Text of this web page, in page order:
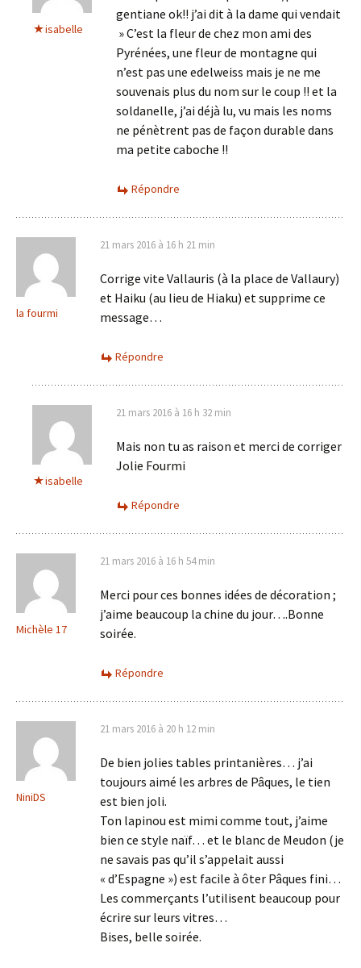
isabelle
gentiane ok!! j’ai dit à la dame qui vendait
» C’est la fleur de chez mon ami des
Pyrénées, une fleur de montagne qui
n’est pas une edelweiss mais je ne me
souvenais plus du nom sur le coup !! et la
soldanelle, j’ai déjà lu, vu mais les noms
ne pénètrent pas de façon durable dans
ma petite caboche !!
Répondre
la fourmi
21 mars 2016 à 16 h 21 min
Corrige vite Vallauris (à la place de Vallaury)
et Haiku (au lieu de Hiaku) et supprime ce
message…
Répondre
isabelle
21 mars 2016 à 16 h 32 min
Mais non tu as raison et merci de corriger
Jolie Fourmi
Répondre
Michèle 17
21 mars 2016 à 16 h 54 min
Merci pour ces bonnes idées de décoration ;
j’aime beaucoup la chine du jour….Bonne
soirée.
Répondre
NiniDS
21 mars 2016 à 20 h 12 min
De bien jolies tables printanières… j’ai
toujours aimé les arbres de Pâques, le tien
est bien joli.
Ton lapinou est mimi comme tout, j’aime
bien ce style naïf… et le blanc de Meudon (je
ne savais pas qu’il s’appelait aussi
« d’Espagne ») est facile à ôter Pâques fini…
Les commerçants l’utilisent beaucoup pour
écrire sur leurs vitres…
Bises, belle soirée.